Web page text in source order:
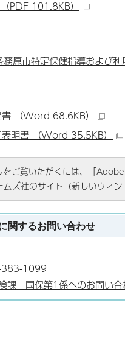
PDF 101.8KB）
原市特定保健指導および
（Word 68.6KB）
明書 （Word 35.5KB）
をご覧いただくには、「
ズ社のサイト（新しいウィン
関するお問い合わせ
383-1099
課 国保第1係へのお問い合